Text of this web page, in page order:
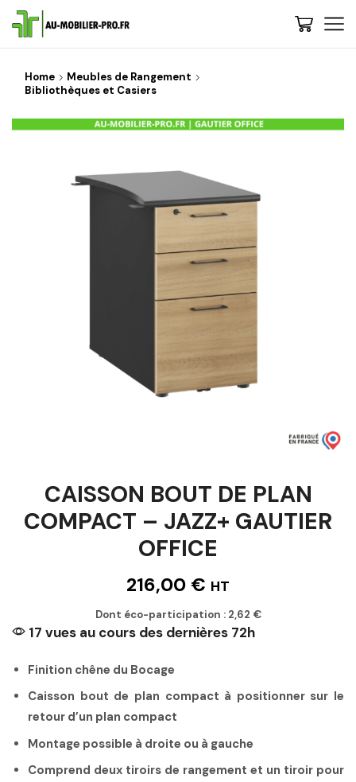
Home
Meubles de Rangement
Bibliothèques et Casiers
CAISSON BOUT DE PLAN
COMPACT – JAZZ+ GAUTIER
OFFICE
216,00 € HT
Dont éco-participation : 2,62 €
17 vues au cours des dernières 72h
Finition chêne du Bocage
Caisson bout de plan compact à positionner sur le
retour d’un plan compact
Montage possible à droite ou à gauche
Comprend deux tiroirs de rangement et un tiroir pour